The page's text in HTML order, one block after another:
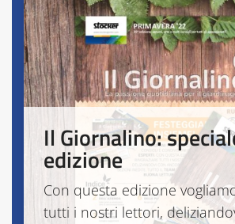
Il Giornalino:
edizione
Con questa edizione
tutti i nostri lettori,